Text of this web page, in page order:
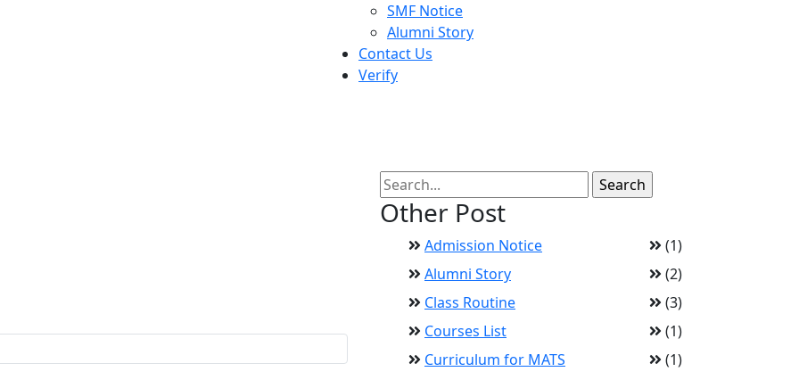
SMF Notice
Alumni Story
Contact Us
Verify
Other Post
Admission Notice
(1)
Alumni Story
(2)
Class Routine
(3)
Courses List
(1)
Curriculum for MATS
(1)